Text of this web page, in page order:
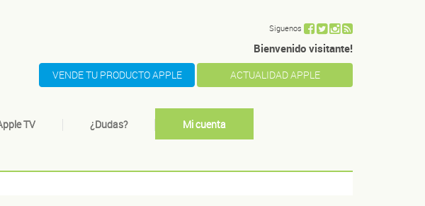
Siguenos
Bienvenido visitante!
VENDE TU PRODUCTO APPLE ACTUALIDAD APPLE
TV ¿Dudas? Mi cuenta